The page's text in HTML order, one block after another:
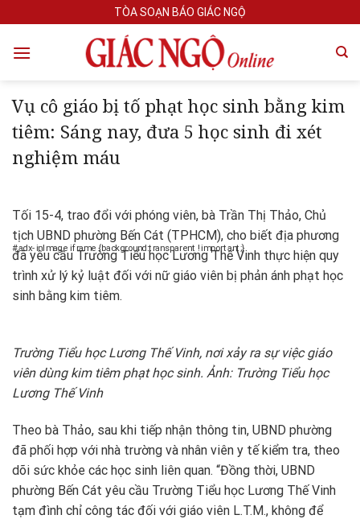
to
content
TÒA SOẠN BÁO GIÁC NGỘ
Vụ cô giáo bị tố phạt học sinh bằng kim
tiêm: Sáng nay, đưa 5 học sinh đi xét
nghiệm máu
Tối 15-4, trao đổi với phóng viên, bà Trần Thị Thảo, Chủ
tịch UBND phường Bến Cát (TPHCM), cho biết địa phương
đã yêu cầu Trường Tiểu học Lương Thế Vinh thực hiện quy
trình xử lý kỷ luật đối với nữ giáo viên bị phản ánh phạt học
sinh bằng kim tiêm.
#adx-inImage iframe {background:transparent !important;}
Trường Tiểu học Lương Thế Vinh, nơi xảy ra sự việc giáo
viên dùng kim tiêm phạt học sinh. Ảnh: Trường Tiểu học
Lương Thế Vinh
Theo bà Thảo, sau khi tiếp nhận thông tin, UBND phường
đã phối hợp với nhà trường và nhân viên y tế kiểm tra, theo
dõi sức khỏe các học sinh liên quan. “Đồng thời, UBND
phường Bến Cát yêu cầu Trường Tiểu học Lương Thế Vinh
tạm đình chỉ công tác đối với giáo viên L.T.M., không để